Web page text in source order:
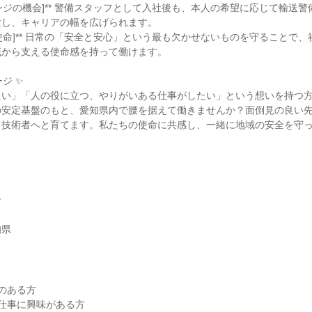
ジの機会]** 警備スタッフとして入社後も、本人の希望に応じて輸送警
、キャリアの幅を広げられます。
命]** 日常の「安全と安心」という最も欠かせないものを守ることで、
ら支える使命感を持って働けます。
✨
」「人の役に立つ、やりがいある仕事がしたい」という想いを持つ
定基盤のもと、愛知県内で腰を据えて働きませんか？面倒見の良い
術者へと育てます。私たちの使命に共感し、一緒に地域の安全を守
ある方
事に興味がある方